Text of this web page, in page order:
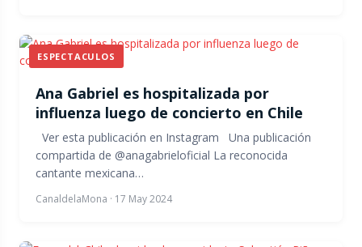
ESPECTACULOS
Ana Gabriel es hospitalizada por
influenza luego de concierto en Chile
Ver esta publicación en Instagram Una publicación
compartida de @anagabrieloficial La reconocida
cantante mexicana…
CanaldelaMona · 17 May 2024